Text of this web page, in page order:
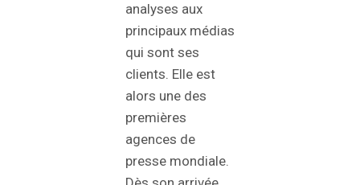
analyses aux
principaux médias
qui sont ses
clients. Elle est
alors une des
premières
agences de
presse mondiale.